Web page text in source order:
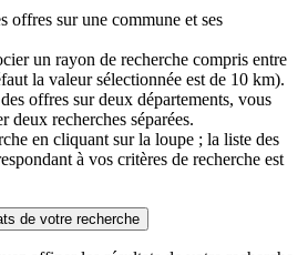
offres sur une commune et ses
un rayon de recherche compris entre
la valeur sélectionnée est de 10 km).
offres sur deux départements, vous
deux recherches séparées.
en cliquant sur la loupe ; la liste des
à vos critères de recherche est
de votre recherche